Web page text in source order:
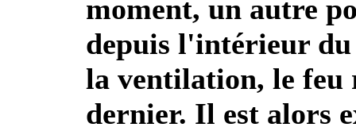
moment, un autre
depuis l'intérieur du
la ventilation, le feu
dernier. Il est alors